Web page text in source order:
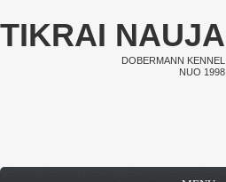
Pereiti į pagrindinį turinį
TIKRAI NAUJA
DOBERMANN KENNEL
NUO 1998